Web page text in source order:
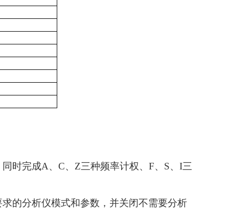
时完成A、C、Z三种频率计权、F、S、I三
的分析仪模式和参数，并关闭不需要分析